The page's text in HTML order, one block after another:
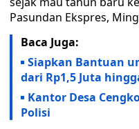
Pasundan Ekspres,
Baca Juga:
Siapkan Bantuan
dari Rp1,5 Juta
Kantor Desa
Polisi